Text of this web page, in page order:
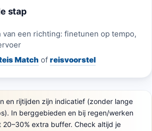
stap
van een richting: finetunen op tempo,
Match of reisvoorstel
en rijtijden zijn indicatief (zonder lange
In berggebieden en bij regen/werken
20–30% extra buffer. Check altijd je